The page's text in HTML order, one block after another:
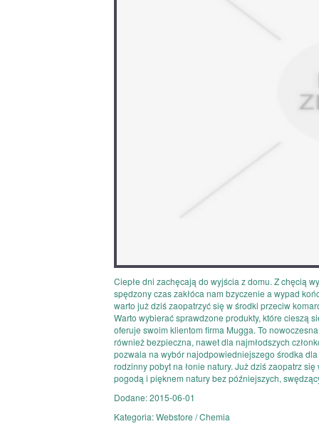
Ciepłe dni zachęcają do wyjścia z domu. Z chęcią
spędzony czas zakłóca nam bzyczenie a wypad
warto już dziś zaopatrzyć się w środki przeciw
Warto wybierać sprawdzone produkty, które cieszą
oferuje swoim klientom firma Mugga. To
również bezpieczna, nawet dla najmłodszych
pozwala na wybór najodpowiedniejszego środka
rodzinny pobyt na łonie natury. Już dziś zaopatrz
pogodą i pięknem natury bez późniejszych,
Dodane: 2015-06-01
Kategoria: Webstore / Chemia